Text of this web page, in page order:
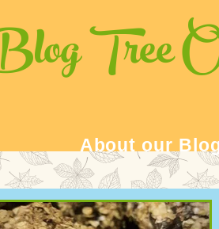
About our
Tree